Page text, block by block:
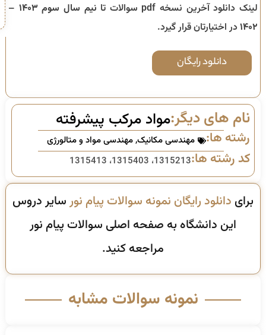
لینک دانلود آخرین نسخه pdf سوالات تا
نیم سال سوم ۱۴۰۳ –
۱۴۰۲در اختیارتان قرار گیرد.
دانلود رایگان
نام های دیگر:مواد مرکب پیشرفته
رشته ها: مهندسی مکانیک,مهندسی مواد و متالورژی
کد رشته ها:1315213، 1315403، 1315413
برای دانلود رایگان نمونه سوالات پیام نورسایر دروس
این دانشگاه به صفحه اصلی سوالات پیام نور
مراجعه کنید.
نمونه سوالات مشابه